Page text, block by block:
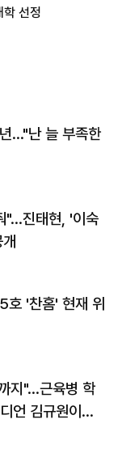
선정
…"난 늘 부족한
"…진태현, '이숙
호 '찬홈' 현재 위
지"…근육병 학
언 김규원이었